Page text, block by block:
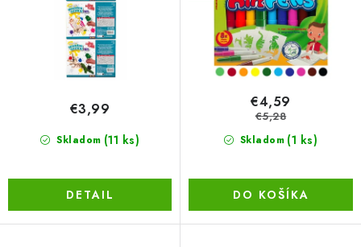
DROGERIE A KOSMETIKA
DÍLNA A STAVBA
ZÁBAVA A KNIHY
DOPLNKOVÝ PREDAJ
LETNÝ VÝPREDAJ
Skladom (11 ks)
€3,99
DETAIL
Skladom (1 ks)
€4,59
€5,28
DO KOŠÍKA